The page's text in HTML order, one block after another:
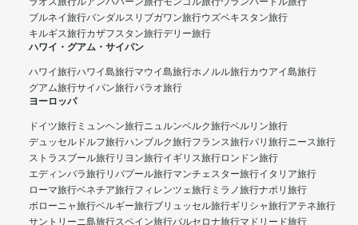
ブルネイ旅行バンダルスリブガワン旅行ウズベキスタン旅行
キルギス旅行カザフスタン旅行デリー旅行
ハワイ・グアム・サイパン
ハワイ旅行ハワイ島旅行マウイ島旅行ホノルル旅行カウアイ島旅行
グアム旅行サイパン旅行パラオ旅行
ヨーロッパ
ドイツ旅行 ミュンヘン旅行ニュルンベルク旅行ベルリン旅行
デュッセルドルフ旅行ハンブルク旅行フランス旅行パリ旅行ニース旅行
ストラスブール旅行リヨン旅行イギリス旅行ロンドン旅行
エディンバラ旅行リバプール旅行マンチェスター旅行イタリア旅行
ローマ旅行ベネチア旅行フィレンツェ旅行 ミラノ旅行ナポリ旅行
ボローニャ旅行ベルギー旅行ブリュッセル旅行ギリシャ旅行アテネ旅行
サントリーニ島旅行スペイン旅行バルセロナ旅行マドリード旅行